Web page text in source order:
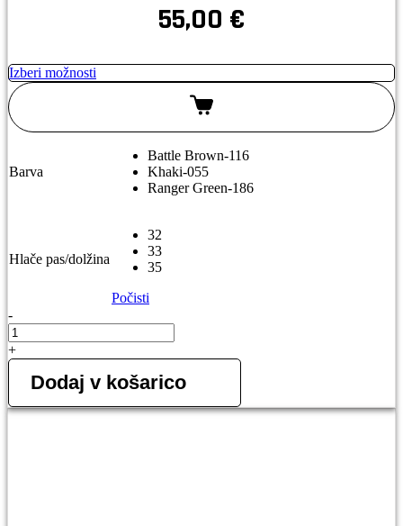
55,00 €
Izberi možnosti
Barva
Battle Brown-116
Khaki-055
Ranger Green-186
Hlače pas/dolžina
32
33
35
Počisti
-
5.11
ARAMIS
10"
kratke
količina
+
Dodaj v košarico